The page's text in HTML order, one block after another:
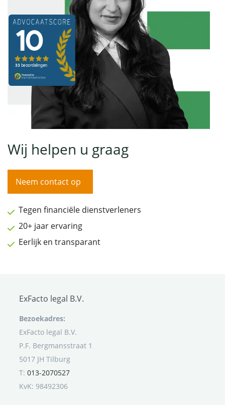
Wij helpen u graag
Neem contact op
Tegen financiële dienstverleners
20+ jaar ervaring
Eerlijk en transparant
ExFacto legal B.V.
Bezoekadres:
ExFacto legal B.V.
P.F. Bergmansstraat 1
5017 JH Tilburg
T: 013-2070527
KvK: 98492306